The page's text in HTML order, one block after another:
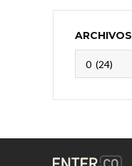
ARCHIVOS